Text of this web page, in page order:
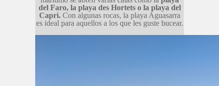
del Faro, la playa des Hortets o la playa del
Capri.Con algunas rocas, la playa Aguasarra
es ideal para aquellos a los que les guste bucear.